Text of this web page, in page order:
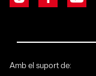
Amb el suport de: